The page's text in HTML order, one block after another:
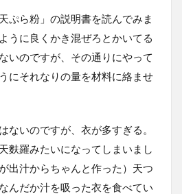
ぷら粉」の説明書を読んでみま
うに良くかき混ぜろとかいてる
いのですが、その通りにやって
にそれなりの量を材料に絡ませ
ないのですが、衣が多すぎる。
麩羅みたいになってしまいまし
出汁からちゃんと作った）天つ
んだか汁を吸った衣を食べてい